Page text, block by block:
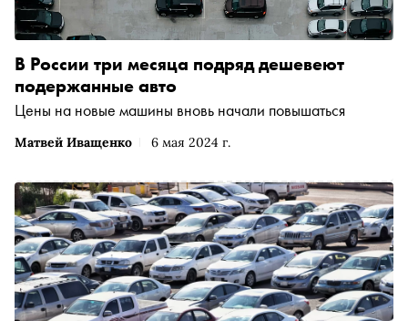
Матвей Иващенко 6 мая 2024 г.
В России три месяца подряд дешевеют
подержанные авто
Цены на новые машины вновь начали повышаться